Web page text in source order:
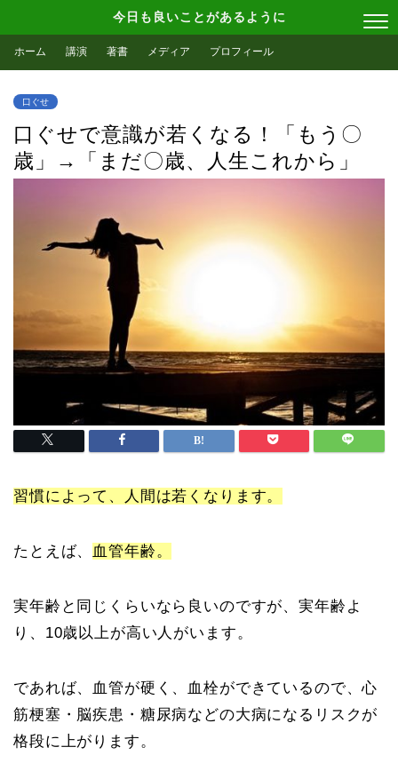
今日も良いことがあるように
ホーム 講演 著書 メディア プロフィール
口ぐせ
口ぐせで意識が若くなる！「もう〇
歳」→「まだ〇歳、人生これから」
習慣によって、人間は若くなります。
たとえば、 血管年齢。
実年齢と同じくらいなら良いのですが、実年齢よ
り、10歳以上が高い人がいます。
であれば、血管が硬く、血栓ができているので、心
筋梗塞・脳疾患・糖尿病などの大病になるリスクが
格段に上がります。